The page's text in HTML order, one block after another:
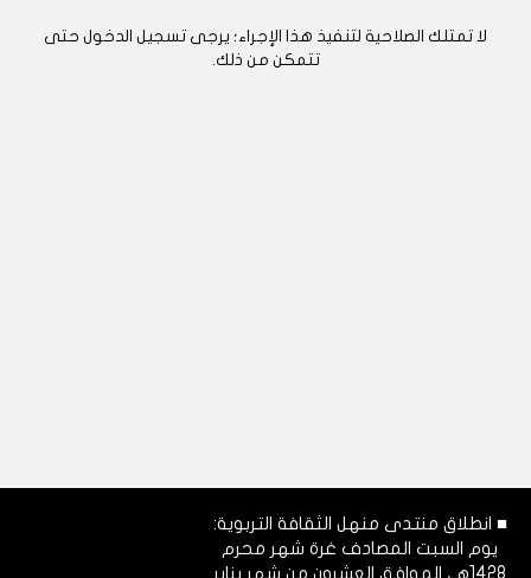
لا تمتلك الصلاحية لتنفيذ هذا الإجراء؛ يرجى تسجيل الدخول حتى
تتمكن من ذلك.
■ انطلاق منتدى منهل الثقافة التربوية:
يوم السبت المصادف غرة شهر محرم
1428هـ، الموافق العشرون من شهر يناير